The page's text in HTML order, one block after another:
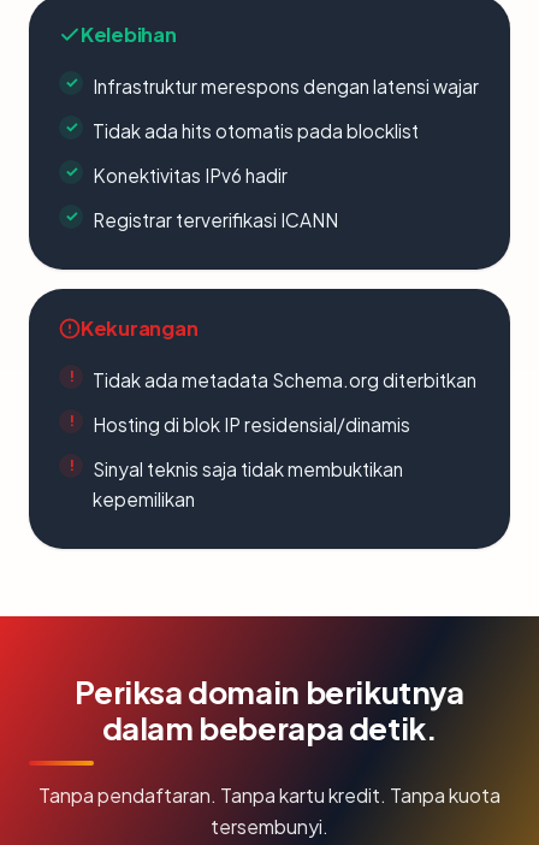
Kelebihan
Infrastruktur merespons dengan latensi wajar
Tidak ada hits otomatis pada blocklist
Konektivitas IPv6 hadir
Registrar terverifikasi ICANN
Kekurangan
Tidak ada metadata Schema.org diterbitkan
Hosting di blok IP residensial/dinamis
Sinyal teknis saja tidak membuktikan
kepemilikan
Periksa domain berikutnya
dalam beberapa detik.
Tanpa pendaftaran. Tanpa kartu kredit. Tanpa kuota
tersembunyi.